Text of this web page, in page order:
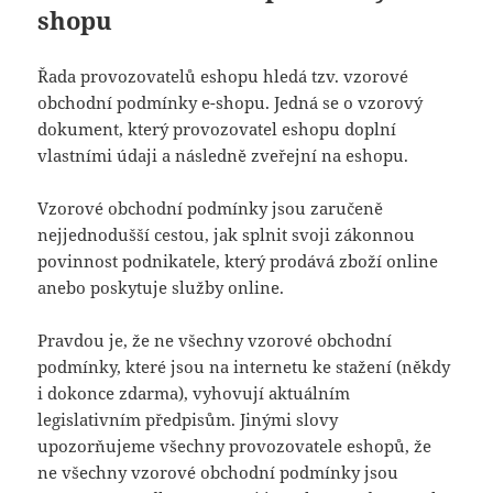
shopu
Řada provozovatelů eshopu hledá tzv. vzorové
obchodní podmínky e-shopu. Jedná se o vzorový
dokument, který provozovatel eshopu doplní
vlastními údaji a následně zveřejní na eshopu.
Vzorové obchodní podmínky jsou zaručeně
nejjednodušší cestou, jak splnit svoji zákonnou
povinnost podnikatele, který prodává zboží online
anebo poskytuje služby online.
Pravdou je, že ne všechny vzorové obchodní
podmínky, které jsou na internetu ke stažení (někdy
i dokonce zdarma), vyhovují aktuálním
legislativním předpisům. Jinými slovy
upozorňujeme všechny provozovatele eshopů, že
ne všechny vzorové obchodní podmínky jsou